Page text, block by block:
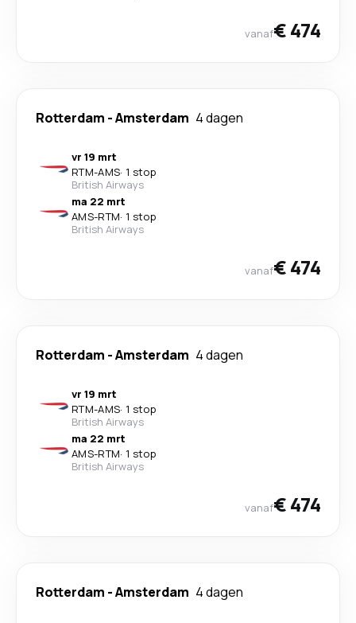
vanaf€ 474
Rotterdam -Amsterdam 4 dagen
vr 19 mrt
RTM-AMS· 1 stop
British Airways
ma 22 mrt
AMS-RTM· 1 stop
British Airways
vanaf€ 474
Rotterdam -Amsterdam 4 dagen
vr 19 mrt
RTM-AMS· 1 stop
British Airways
ma 22 mrt
AMS-RTM· 1 stop
British Airways
vanaf€ 474
Rotterdam -Amsterdam 4 dagen